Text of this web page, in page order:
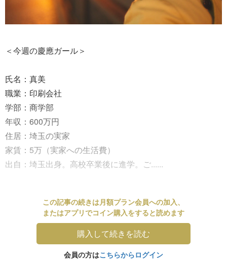
＜今週の慶應ガール＞
氏名：真美
職業：印刷会社
学部：商学部
年収：600万円
住居：埼玉の実家
家賃：5万（実家への生活費）
出自：埼玉出身。高校卒業後に進学。ご......
この記事の続きは月額プラン会員への加入、
またはアプリでコイン購入をすると読めます
購入して続きを読む
会員の方はこちらからログイン